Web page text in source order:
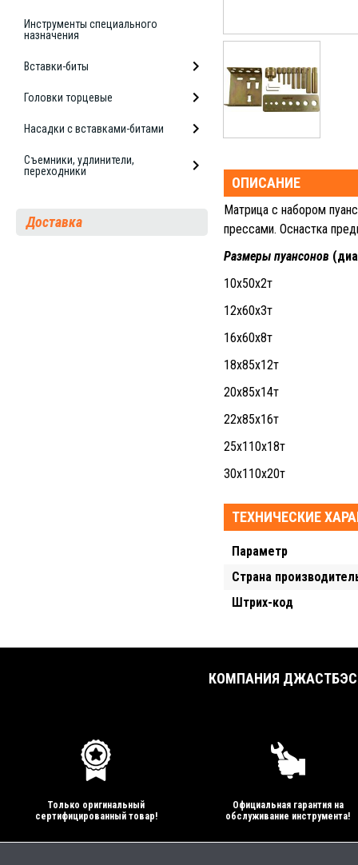
Инструменты специального
назначения
Вставки-биты
Головки торцевые
Насадки с вставками-битами
Съемники, удлинители,
переходники
Доставка
ОПИСАНИЕ
Матрица с набором
прессами. Оснастка
Размеры пуансонов
10х50х2т
12х60х3т
16х60х8т
18х85х12т
20х85х14т
22х85х16т
25х110х18т
30х110х20т
ТЕХНИЧЕСКИЕ
Параметр
Страна
Штрих-код
КОМПАНИЯ
Только оригинальный
сертифицированный товар!
Официальная гарантия на
обслуживание инструмента!